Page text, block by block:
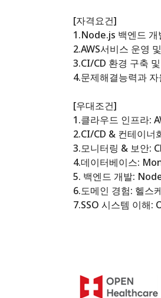
[자격요건]
1.Node.js 백엔드 개
2.AWS서비스 운영
3.CI/CD 환경 구축
4.문제해결능력과
[우대조건]
1.클라우드 인프라:
2.CI/CD & 컨테이
3.모니터링 & 보안:
4.데이터베이스:
5. 백엔드 개발:
6.도메인 경험: 헬스
7.SSO 시스템 이해: